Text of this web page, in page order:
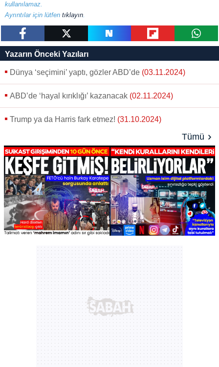
kullanılamaz.
Ayrıntılar için lütfen tıklayın.
Yazarın Önceki Yazıları
Dünya ‘seçimini’ yaptı, gözler ABD’de (03.11.2024)
ABD’de ‘hayal kırıklığı’ kazanacak (02.11.2024)
Trump ya da Harris fark etmez! (31.10.2024)
Tümü